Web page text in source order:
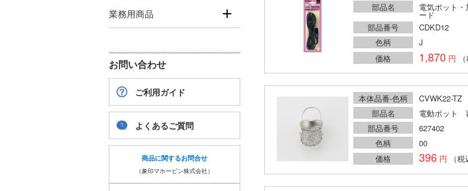
部品名
電気ポット
ード
部品番号
CDKD12
色柄
J
価格
1,870
本体品番-色柄
CVWK22-TZ
部品名
電動ポット
部品番号
627402
色柄
00
価格
396 （税
業務用商品
お問い合わせ
ご利用ガイド
よくあるご質問
商品に関するお問合せ
（象印マホービン株式会社）